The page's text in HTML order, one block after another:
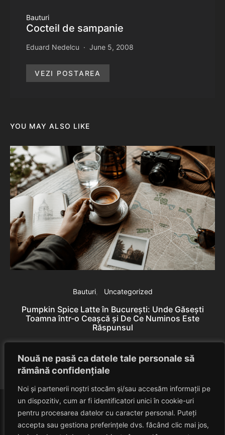
Nouă ne pasă ca datele tale personale să
rămână confidențiale
Noi și partenerii noștri stocăm și/sau accesăm informații pe
un dispozitiv, cum ar fi identificatori unici în cookie-uri
pentru procesarea datelor cu caracter personal. Puteți
accepta sau gestiona preferințele dvs. făcând clic mai jos,
Bauturi
Cocteil de sampanie
Eduard Nedelcu June 5, 2008
VEZI POSTAREA
YOU MAY ALSO LIKE
Bauturi Uncategorized
Pumpkin Spice Latte în București: Unde Găsești
Toamna într-o Ceașcă și De Ce Numinos Este
Răspunsul
Eduard Nedelcu June 10, 2026